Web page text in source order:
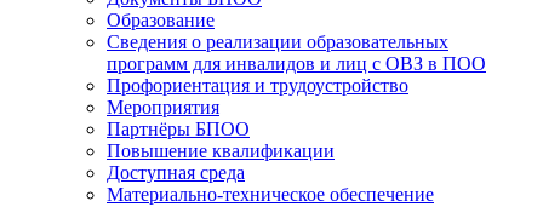
Образование
Сведения о реализации образовательных
программ для инвалидов и лиц с ОВЗ в ПОО
Профориентация и трудоустройство
Мероприятия
Партнёры БПОО
Повышение квалификации
Доступная среда
Материально-техническое обеспечение